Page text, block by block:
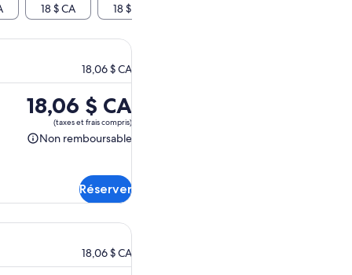
18 $ CA 18 $ CA
18,06 $ CA
Le
prix
est
18,06 $ CA
(taxes et frais compris)
Non remboursable
Non
Réserver
18,06 $ CA